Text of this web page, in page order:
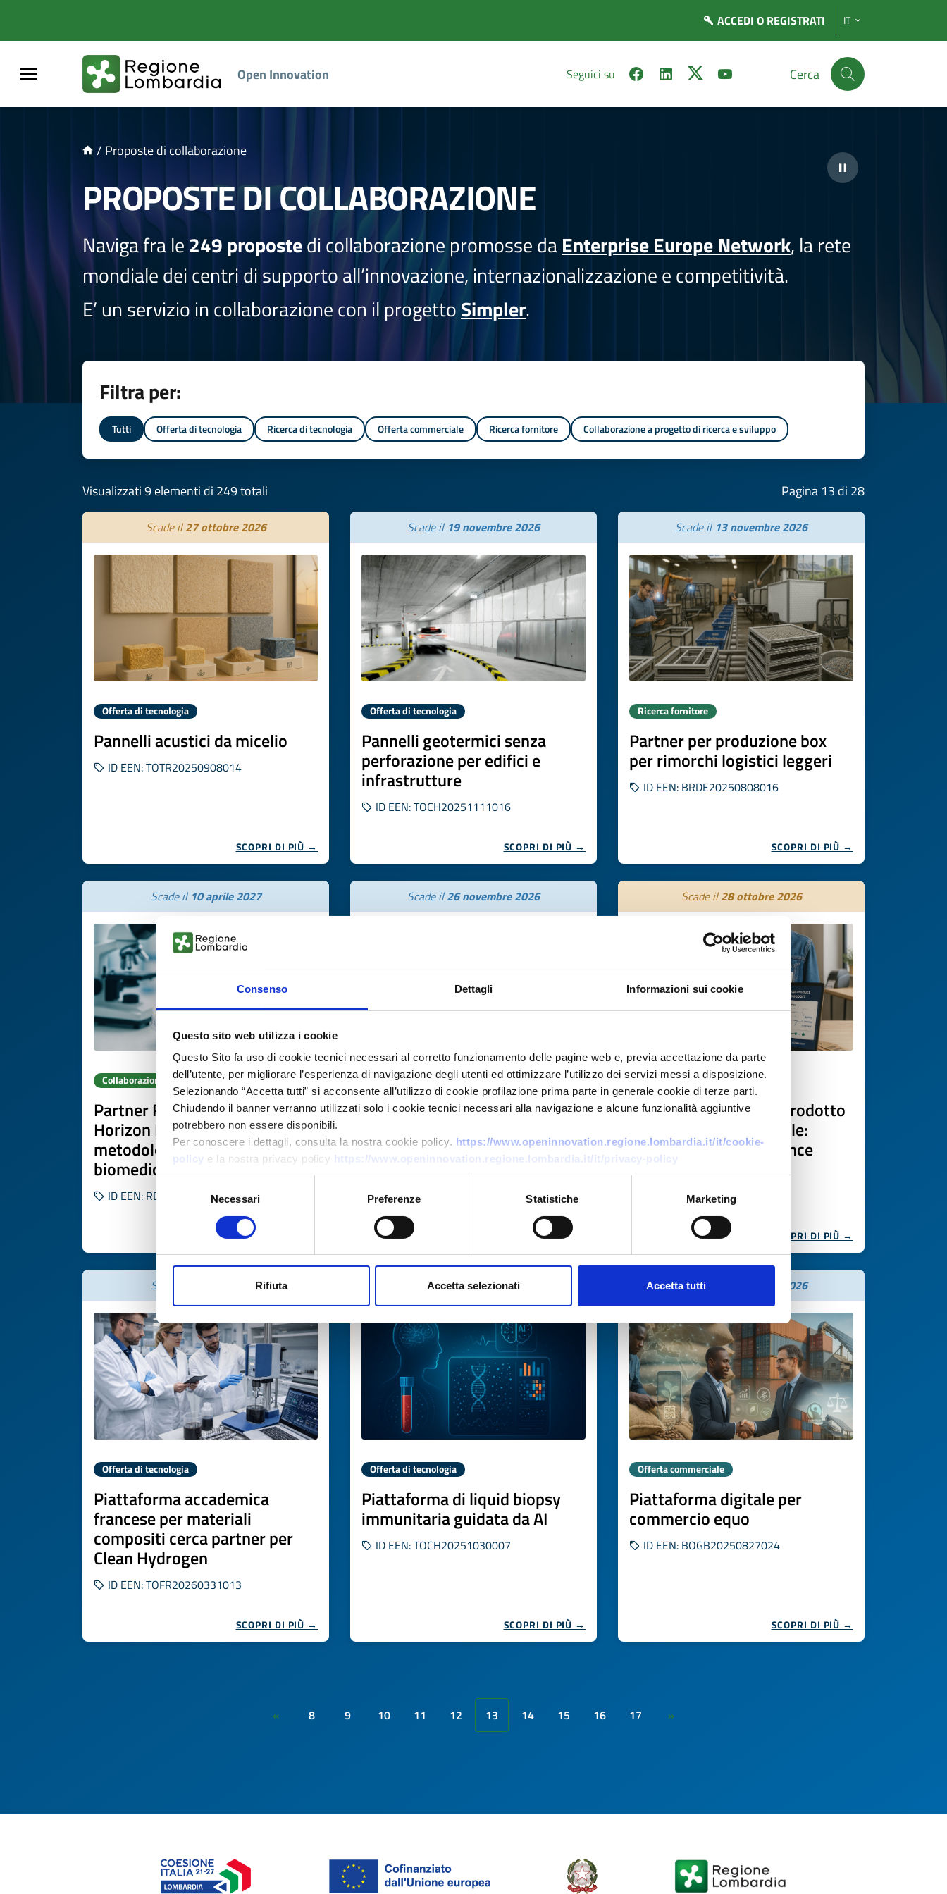
Consenso Dettagli Informazioni sui cookie
Questo sito web utilizza i cookie
Questo Sito fa uso di cookie tecnici necessari al corretto funzionamento delle pagine web e, previa accettazione da parte
dell’utente, per migliorare l’esperienza di navigazione degli utenti ed ottimizzare l’utilizzo dei servizi messi a disposizione.
Selezionando “Accetta tutti” si acconsente all’utilizzo di cookie profilazione prima parte in generale cookie di terze parti.
Chiudendo il banner verranno utilizzati solo i cookie tecnici necessari alla navigazione e alcune funzionalità aggiuntive
potrebbero non essere disponibili.
Per conoscere i dettagli, consulta la nostra cookie policy. https://www.openinnovation.regione.lombardia.it/it/cookie-
policy e la nostra privacy policy https://www.openinnovation.regione.lombardia.it/it/privacy-policy
del
Necessari Preferenze Statistiche Marketing
Rifiuta Accetta selezionati Accetta tutti
ACCEDI O REGISTRATI IT
Open Innovation Seguici su Cerca
/ Proposte di collaborazione
PROPOSTE DI COLLABORAZIONE
Naviga fra le249 propostedi collaborazione promosse daEnterprise Europe Network, la rete
mondiale dei centri di supporto all’innovazione, internazionalizzazione e competitività.
E’ un servizio in collaborazione con il progettoSimpler.
Filtra per:
Tutti Offerta di tecnologia Ricerca di tecnologia Offerta commerciale Ricerca fornitore Collaborazione a progetto di ricerca e sviluppo
Visualizzati 9 elementi di 249 totali Pagina 13 di 28
Scade il27 ottobre 2026
Offerta di tecnologia
Pannelli acustici da micelio
ID EEN: TOTR20250908014
SCOPRI DI PIÙ →
Scade il 19 novembre 2026
Offerta di tecnologia
Pannelli geotermici senza
perforazione per edifici e
infrastrutture
ID EEN: TOCH20251111016
SCOPRI DI PIÙ →
Scade il 13 novembre 2026
Ricerca fornitore
Partner per produzione box
per rimorchi logistici leggeri
ID EEN: BRDE20250808016
SCOPRI DI PIÙ →
Scade il 10 aprile 2027
Collaborazione a progetto di ricerca e sviluppo
Partner R&D per progetto
Horizon Europe su
metodologie NAM in ricerca
biomedica
ID EEN: RDRES20260219020
SCOPRI DI PIÙ →
Scade il26 novembre 2026
Ricerca fornitore
Partner strategico per
ID EEN: BRMT20251103010
SCOPRI DI PIÙ →
Scade il28 ottobre 2026
Offerta di tecnologia
Passaporti digitali di prodotto
(DPP) per moda e tessile:
tracciabilità e compliance
ESPR
ID EEN: TOGB20251023009
SCOPRI DI PIÙ →
Scade il 16 aprile 2027
Offerta di tecnologia
Piattaforma accademica
francese per materiali
compositi cerca partner per
Clean Hydrogen
ID EEN: TOFR20260331013
SCOPRI DI PIÙ →
Scade il26 novembre 2026
Offerta di tecnologia
Piattaforma di liquid biopsy
immunitaria guidata da AI
ID EEN: TOCH20251030007
SCOPRI DI PIÙ →
Scade il 05 novembre 2026
Offerta commerciale
Piattaforma digitale per
commercio equo
ID EEN: BOGB20250827024
SCOPRI DI PIÙ →
« 8 9 10 11 12 13 14 15 16 17 »